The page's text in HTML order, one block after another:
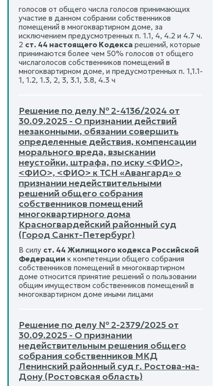
голосов от общего числа голосов принимающих
участие в данном собрании собственников
помещений в многоквартирном доме, за
исключением предусмотренных п. 1.1, 4, 4.2 и 4.7 ч.
2 ст. 44 настоящего Кодекса решений, которые
принимаются более чем 50% голосов от общего
числаголосов собственников помещений в
многоквартирном доме, и предусмотренных п. 1,1.1-
1, 1.2, 1.3, 2, 3, 3.1, 3.8, 4.3 ч
Решение по делу № 2-4136/2024 от
30.09.2025 - О признании действий
незаконными, обязании совершить
определенные действия, компенсации
морального вреда, взыскании
неустойки, штрафа, по иску <ФИО>,
<ФИО>, <ФИО> к ТСН «Авангард» о
признании недействительными
решений общего собрания
собственников помещений
многоквартирного дома
Красногвардейский районный суд
(Город Санкт-Петербург)
В силу ст. 44 Жилищного кодекса Российской
Федерации к компетенции общего собрания
собственников помещений в многоквартирном
доме относится принятие решений о пользовании
общим имуществом собственников помещений в
многоквартирном доме иными лицами
Решение по делу № 2-2379/2025 от
30.09.2025 - О признании
недействительным решения общего
собрания собственников МКД
Ленинский районный суд г. Ростова-на-
Дону (Ростовская область)